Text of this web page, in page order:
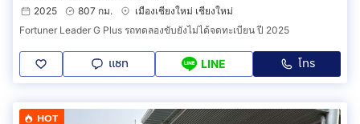
2025
807 กม.
เมืองเชียงใหม่ เชียงใหม่
Fortuner Leader G Plus รถทดลองขับยังไม่ได้จดทะเบียน ปี 2025
แชท LINE โทร
HOT